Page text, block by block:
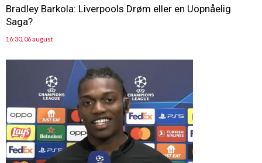
Bradley Barkola: Liverpools Drøm eller en Uopnåelig
Saga?
16:30, 06 august